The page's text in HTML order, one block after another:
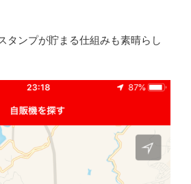
タンプが貯まる仕組みも素晴らし